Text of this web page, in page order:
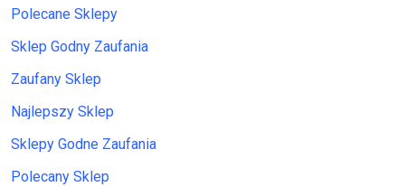
Polecane Sklepy
Sklep Godny Zaufania
Zaufany Sklep
Najlepszy Sklep
Sklepy Godne Zaufania
Polecany Sklep